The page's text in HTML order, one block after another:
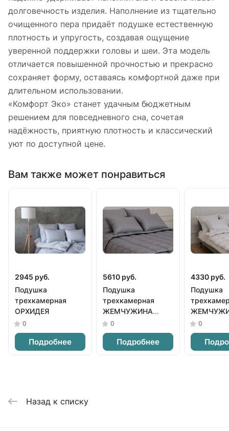
долговечность изделия. Наполнение из тщательно
очищенного пера придаёт подушке естественную
плотность и упругость, создавая ощущение
уверенной поддержки головы и шеи. Эта модель
отличается повышенной прочностью и прекрасно
сохраняет форму, оставаясь комфортной даже при
длительном использовании.
«Комфорт Эко» станет удачным бюджетным
решением для повседневного сна, сочетая
надёжность, приятную плотность и классический
уют по доступной цене.
Вам также может понравиться
2945 руб.
Подушка
трехкамерная
ОРХИДЕЯ
0
Подробнее
5610 руб.
Подушка
трехкамерная
ЖЕМЧУЖИНА
серая
0
Подробнее
4330 руб.
Подушка
белая
0
Назад к списку